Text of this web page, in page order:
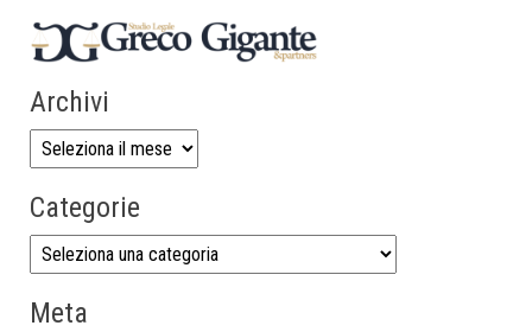
Archivi
Categorie
Meta